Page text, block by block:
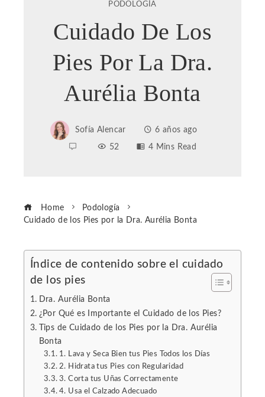
PODOLOGÍA
Cuidado De Los
Pies Por La Dra.
Aurélia Bonta
Sofía Alencar
6 años ago
52
4 Mins Read
Home
Podología
Cuidado de los Pies por la Dra. Aurélia Bonta
Índice de contenido sobre el cuidado
de los pies
Dra. Aurélia Bonta
¿Por Qué es Importante el Cuidado de los Pies?
Tips de Cuidado de los Pies por la Dra. Aurélia
Bonta
1. Lava y Seca Bien tus Pies Todos los Días
2. Hidrata tus Pies con Regularidad
3. Corta tus Uñas Correctamente
4. Usa el Calzado Adecuado